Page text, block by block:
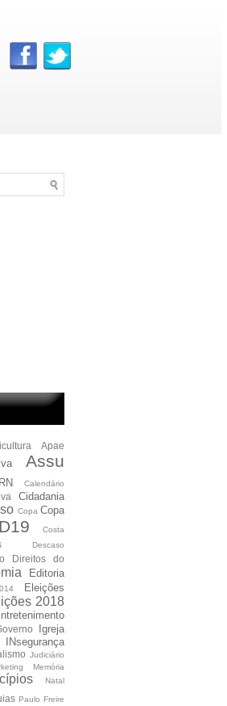
Apae
Assu
Calendário
Cidadania
Copa Copa
Costa
Descaso
Direitos do
Editoria
Eleições
2018
Igreja
INsegurança
Judiciário
Memória
Natal
Paulo Freire